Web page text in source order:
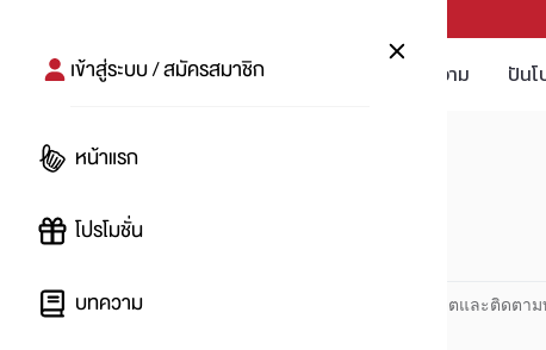
บทความ ปันโ
เข้าสู่ระบบ / สมัครสมาชิก
หน้าแรก
โปรโมชั่น
บทความ
#
ปันโปร PUNPRO ที่ 1 ด้านโปรโมชัน อัปเดตและติดตาม